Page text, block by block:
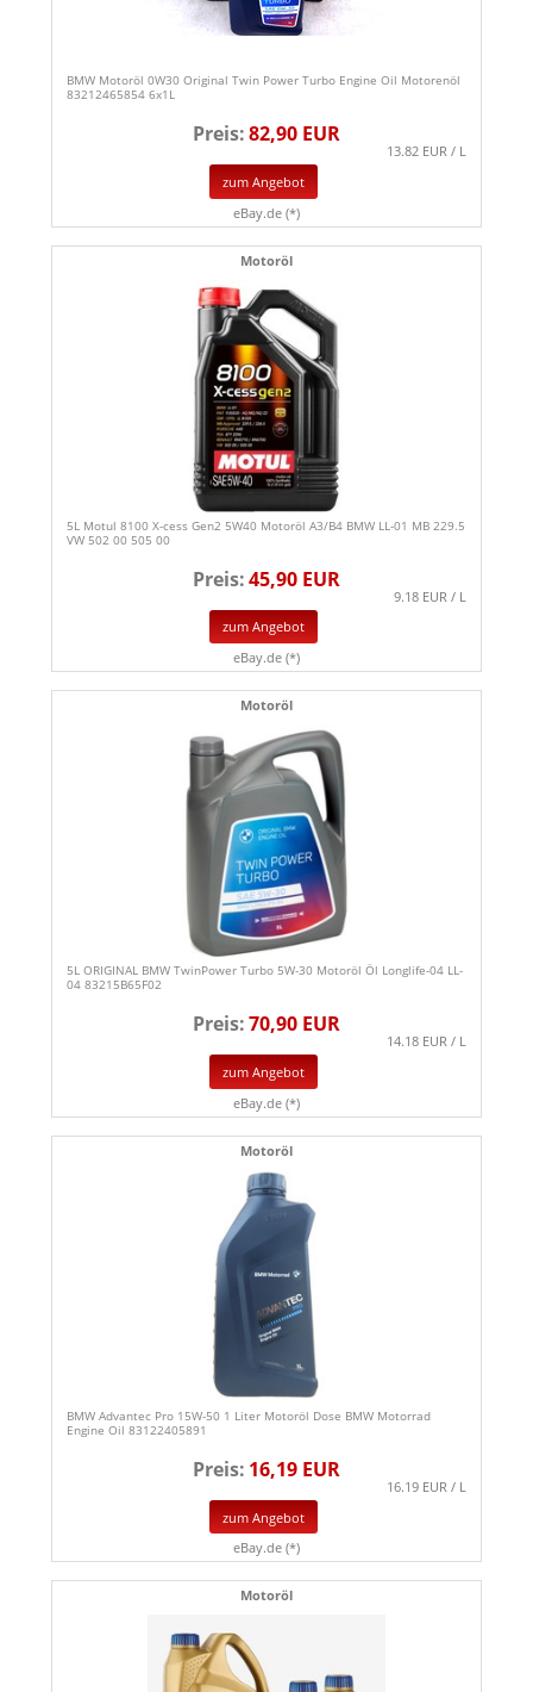
BMW Motoröl 0W30 Original Twin Power Turbo Engine Oil Motorenöl
83212465854 6x1L
Preis:82,90 EUR
13.82 EUR / L
zum Angebot
eBay.de (*)
Motoröl
5L Motul 8100 X-cess Gen2 5W40 Motoröl A3/B4 BMW LL-01 MB 229.5
VW 502 00 505 00
Preis:45,90 EUR
9.18 EUR / L
zum Angebot
eBay.de (*)
Motoröl
5L ORIGINAL BMW TwinPower Turbo 5W-30 Motoröl Öl Longlife-04 LL-
04 83215B65F02
Preis:70,90 EUR
14.18 EUR / L
zum Angebot
eBay.de (*)
Motoröl
BMW Advantec Pro 15W-50 1 Liter Motoröl Dose BMW Motorrad
Engine Oil 83122405891
Preis: 16,19 EUR
16.19 EUR / L
zum Angebot
eBay.de (*)
Motoröl